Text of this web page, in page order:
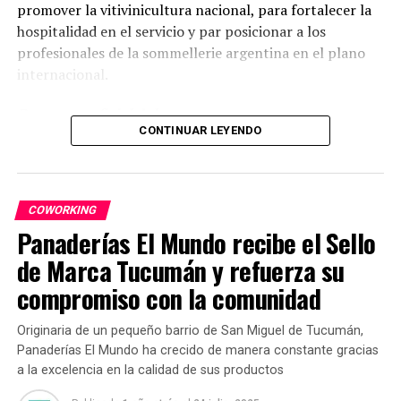
Juane, hoy
entre su
clases en
al 530, o en
los gym de
Fire House
del sector 9
de Lomas de
Tafì y
Center Gym de Mitre 564, también es unreferente del
modelaje para las marcas como Narciso o In Pro, entre
otras. Además, cuenta con una amplia red de seguidores
promover la vitivinicultura nacional, para fortalecer la
hospitalidad en el servicio y par posicionar a los
profesionales de la sommellerie argentina en el plano
internacional.
Programa oficial del concurso
público
Lunes 3 de noviembre
12:30 a 14:00 – Masterclass internacional
15:00 a 16:30 – Masterclass argentina
14:00 a 21:00 – FeriAAS (feria de vinos con stands
provinciales)
CONTINUAR LEYENDO
COWORKING
Panaderías El Mundo recibe el Sello
de Marca Tucumán y refuerza su
compromiso con la comunidad
Originaria de un pequeño barrio de San Miguel de Tucumán,
Panaderías El Mundo ha crecido de manera constante gracias
a la excelencia en la calidad de sus productos